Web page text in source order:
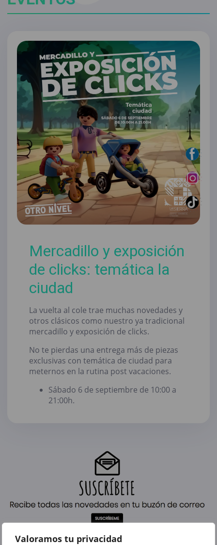
Valoramos tu privacidad
Mercadillo y exposición
de clicks: temática la
ciudad
La vuelta al cole trae muchas novedades y
otros clásicos como nuestro ya tradicional
mercadillo y exposición de clicks.
No te pierdas una entrega más de piezas
exclusivas con temática de ciudad para
meternos en la rutina post vacaciones.
Sábado 6 de septiembre de 10:00 a
21:00h.